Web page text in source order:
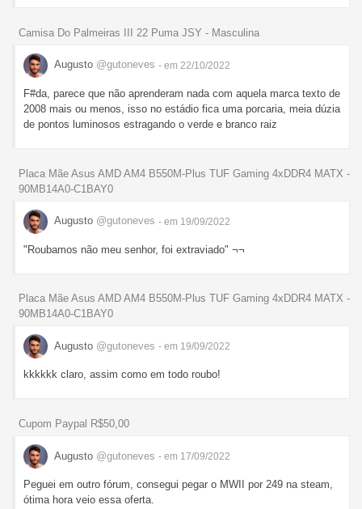
Camisa Do Palmeiras III 22 Puma JSY - Masculina
Augusto @gutoneves - em 22/10/2022
F#da, parece que não aprenderam nada com aquela marca texto de
2008 mais ou menos, isso no estádio fica uma porcaria, meia dúzia
de pontos luminosos estragando o verde e branco raiz
Placa Mãe Asus AMD AM4 B550M-Plus TUF Gaming 4xDDR4 MATX -
90MB14A0-C1BAY0
Augusto @gutoneves - em 19/09/2022
"Roubamos não meu senhor, foi extraviado" ¬¬
Placa Mãe Asus AMD AM4 B550M-Plus TUF Gaming 4xDDR4 MATX -
90MB14A0-C1BAY0
Augusto @gutoneves - em 19/09/2022
kkkkkk claro, assim como em todo roubo!
Cupom Paypal R$50,00
Augusto @gutoneves - em 17/09/2022
Peguei em outro fórum, consegui pegar o MWII por 249 na steam,
ótima hora veio essa oferta.